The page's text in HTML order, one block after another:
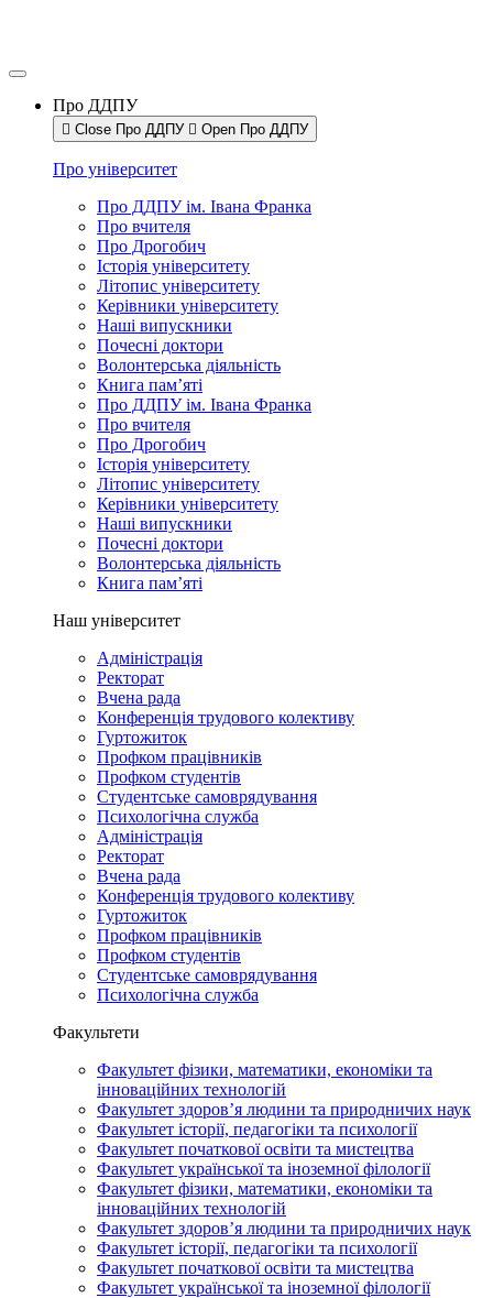
Про ДДПУ
Close Про ДДПУ Open Про ДДПУ
Про університет
Про ДДПУ ім. Івана Франка
Про вчителя
Про Дрогобич
Історія університету
Літопис університету
Керівники університету
Наші випускники
Почесні доктори
Волонтерська діяльність
Книга пам’яті
Про ДДПУ ім. Івана Франка
Про вчителя
Про Дрогобич
Історія університету
Літопис університету
Керівники університету
Наші випускники
Почесні доктори
Волонтерська діяльність
Книга пам’яті
Наш університет
Адміністрація
Ректорат
Вчена рада
Конференція трудового колективу
Гуртожиток
Профком працівників
Профком студентів
Студентське самоврядування
Психологічна служба
Адміністрація
Ректорат
Вчена рада
Конференція трудового колективу
Гуртожиток
Профком працівників
Профком студентів
Студентське самоврядування
Психологічна служба
Факультети
Факультет фізики, математики, економіки та
інноваційних технологій
Факультет здоров’я людини та природничих наук
Факультет історії, педагогіки та психології
Факультет початкової освіти та мистецтва
Факультет української та іноземної філології
Факультет фізики, математики, економіки та
інноваційних технологій
Факультет здоров’я людини та природничих наук
Факультет історії, педагогіки та психології
Факультет початкової освіти та мистецтва
Факультет української та іноземної філології